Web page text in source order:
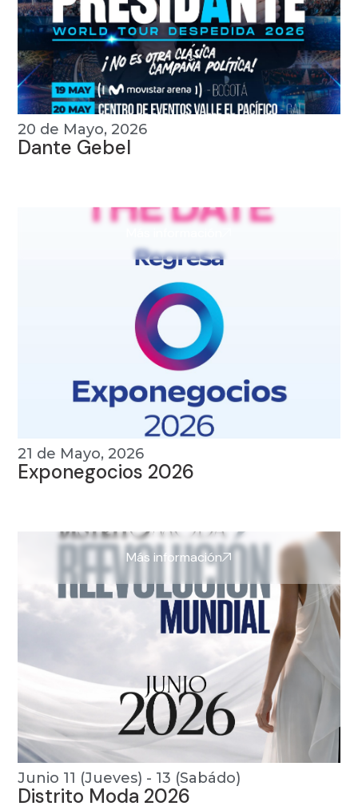
20 de Mayo, 2026
Dante Gebel
21 de Mayo, 2026
Exponegocios 2026
Más información
Junio 11 (Jueves) - 13 (Sabádo)
Distrito Moda 2026